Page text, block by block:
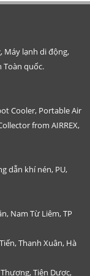
Máy lạnh di động,
Toàn quốc.
Cooler, Portable Air
from AIRREX,
dẫn khí nén, PU,
Nam Từ Liêm, TP
Thanh Xuân, Hà
Tiên Dược,